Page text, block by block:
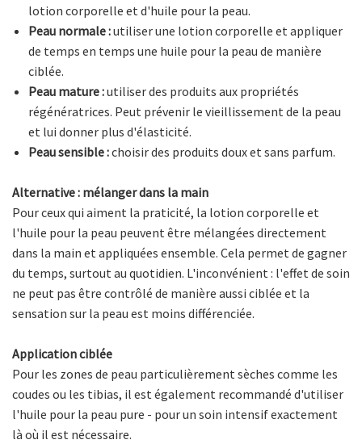
lotion corporelle et d'huile pour la peau.
Peau normale :utiliser une lotion corporelle et appliquer
de temps en temps une huile pour la peau de manière
ciblée.
Peau mature :utiliser des produits aux propriétés
régénératrices. Peut prévenir le vieillissement de la peau
et lui donner plus d'élasticité.
Peau sensible :choisir des produits doux et sans parfum.
Alternative : mélanger dans la main
Pour ceux qui aiment la praticité, la lotion corporelle et
l'huile pour la peau peuvent être mélangées directement
dans la main et appliquées ensemble. Cela permet de gagner
du temps, surtout au quotidien. L'inconvénient : l'effet de soin
ne peut pas être contrôlé de manière aussi ciblée et la
sensation sur la peau est moins différenciée.
Application ciblée
Pour les zones de peau particulièrement sèches comme les
coudes ou les tibias, il est également recommandé d'utiliser
l'huile pour la peau pure - pour un soin intensif exactement
là où il est nécessaire.